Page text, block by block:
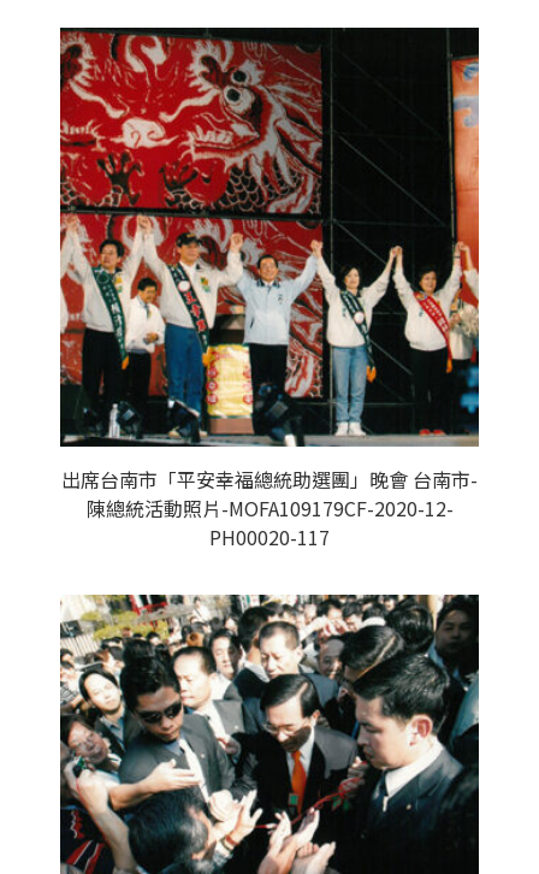
出席台南市「平安幸福總統助選團」晚會 台南市-
陳總統活動照片-MOFA109179CF-2020-12-
PH00020-117